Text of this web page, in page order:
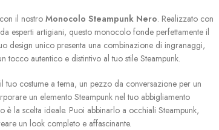
il nostro Monocolo Steampunk Nero. Realizzato con
esperti artigiani, questo monocolo fonde perfettamente il
design unico presenta una combinazione di ingranaggi,
tocco autentico e distintivo al tuo stile Steampunk.
tuo costume a tema, un pezzo da conversazione per un
un elemento Steampunk nel tuo abbigliamento
la scelta ideale. Puoi abbinarlo a occhiali Steampunk,
un look completo e affascinante.